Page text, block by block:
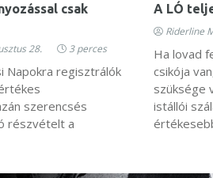
csak
28. 3 perces
Napokra regisztrálók
szerencsés
részvételt a
A LÓ
Riderline
Ha lovad
csikója
szüksége
istállói